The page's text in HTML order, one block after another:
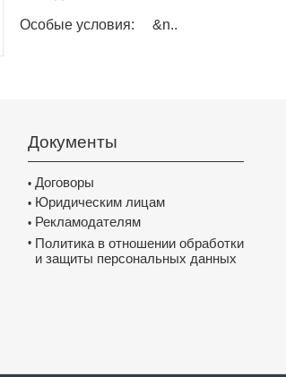
Особые условия: &n..
Документы
• Договоры
• Юридическим лицам
• Рекламодателям
• Политика в отношении обработки
и защиты персональных данных